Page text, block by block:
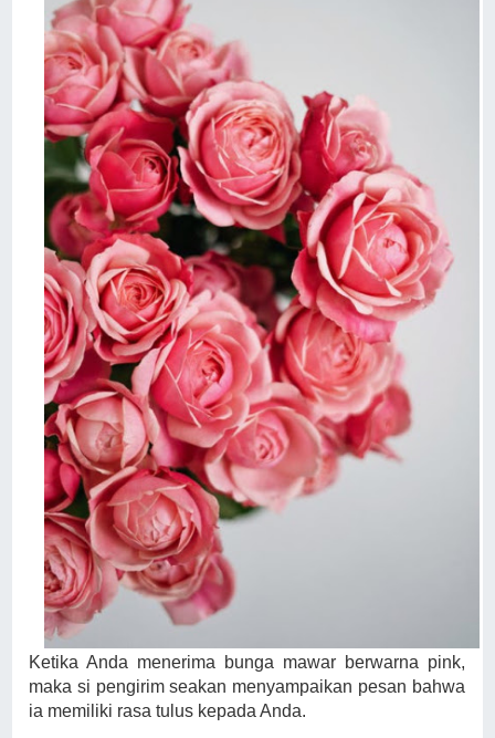
Ketika Anda menerima bunga mawar berwarna pink,
maka si pengirim seakan menyampaikan pesan bahwa
ia memiliki rasa tulus kepada Anda.